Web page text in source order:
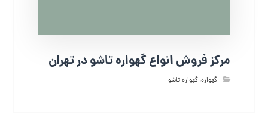
مرکز فروش انواع گهواره تاشو در تهران
گهواره,گهواره تاشو